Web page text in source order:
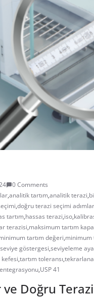
0 Comments
,analitik tartım,analitik terazi,
,doğru terazi seçimi
tartım,hassas terazi,iso,
terazisi,maksimum tartım
tartım değeri,minimum
seviye göstergesi,seviyeleme
kefesi,tartım toleransı,
,USP 41
Doğru